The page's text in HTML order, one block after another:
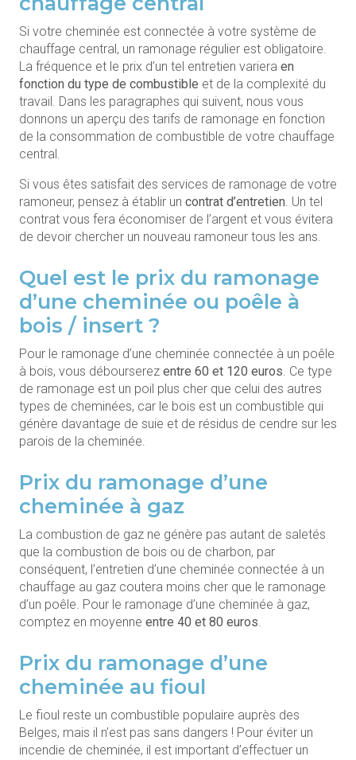
Si votre cheminée est connectée à votre système de
chauffage central, un ramonage régulier est obligatoire.
La fréquence et le prix d’un tel entretien variera en
fonction du type de combustible et de la complexité du
travail. Dans les paragraphes qui suivent, nous vous
donnons un aperçu des tarifs de ramonage en fonction
de la consommation de combustible de votre chauffage
central.
Si vous êtes satisfait des services de ramonage de votre
ramoneur, pensez à établir un contrat d’entretien . Un tel
contrat vous fera économiser de l’argent et vous évitera
de devoir chercher un nouveau ramoneur tous les ans.
Quel est le prix du ramonage
d’une cheminée ou poêle à
bois / insert ?
Pour le ramonage d’une cheminée connectée à un poêle
à bois, vous débourserez entre 60 et 120 euros . Ce type
de ramonage est un poil plus cher que celui des autres
types de cheminées, car le bois est un combustible qui
génère davantage de suie et de résidus de cendre sur les
parois de la cheminée.
Prix du ramonage d’une
cheminée à gaz
La combustion de gaz ne génère pas autant de saletés
que la combustion de bois ou de charbon, par
conséquent, l’entretien d’une cheminée connectée à un
chauffage au gaz coutera moins cher que le ramonage
d’un poêle. Pour le ramonage d’une cheminée à gaz,
comptez en moyenne entre 40 et 80 euros
Prix du ramonage d’une
cheminée au fioul
Le fioul reste un combustible populaire auprès des
Belges, mais il n’est pas sans dangers ! Pour éviter un
incendie de cheminée, il est important d’effectuer un